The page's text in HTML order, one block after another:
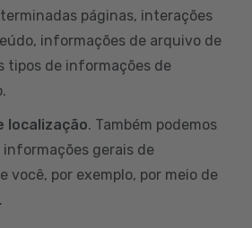
páginas, interações
informações de arquivo de
tipos de informações de
localização. Também podemos
gerais de
você, por exemplo, por meio de